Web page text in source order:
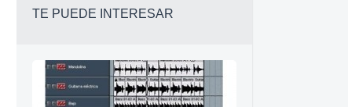
TE PUEDE INTERESAR